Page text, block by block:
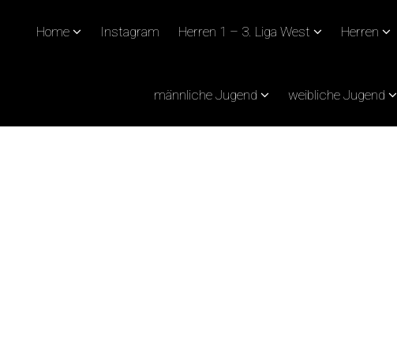
Home Instagram Herren 1 – 3. Liga West Herren
männliche Jugend weibliche Jugend